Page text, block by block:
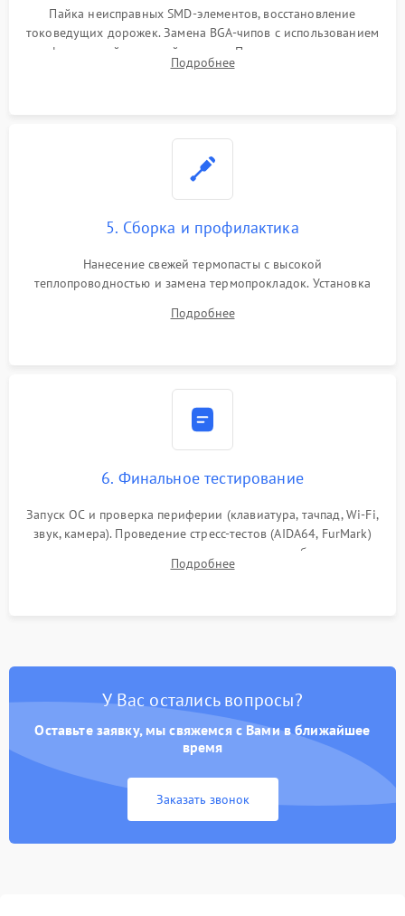
Пайка неисправных SMD-элементов, восстановление
токоведущих дорожек. Замена BGA-чипов с использованием
инфракрасной паяльной станции. Прошивка микросхемы
BIOS или замена поврежденных портов USB
Подробнее
5. Сборка и профилактика
Нанесение свежей термопасты с высокой
теплопроводностью и замена термопрокладок. Установка
шлейфов, модулей памяти и накопителей. Предварительная
Подробнее
6. Финальное тестирование
Запуск ОС и проверка периферии (клавиатура, тачпад, Wi-Fi,
звук, камера). Проведение стресс-тестов (AIDA64, FurMark)
для контроля температурного режима и стабильности
системы под пиковой нагрузкой.
Подробнее
У Вас остались вопросы?
Оставьте заявку, мы свяжемся с Вами в ближайшее
время
Заказать звонок